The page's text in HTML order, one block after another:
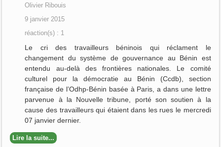
Olivier Ribouis
9 janvier 2015
réaction(s) : 1
Le cri des travailleurs béninois qui réclament le
changement du système de gouvernance au Bénin est
entendu au-delà des frontières nationales. Le comité
culturel pour la démocratie au Bénin (Ccdb), section
française de l’Odhp-Bénin basée à Paris , a dans une lettre
parvenue à la Nouvelle tribune , porté son soutienà la
cause des travailleurs qui étaient dans les rues le mercredi
07 janvier dernier.
Lire la suite...